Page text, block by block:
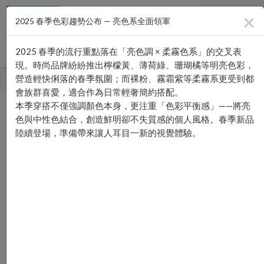
首頁 —› 會員註冊
會員註冊
2025 春季色彩趨勢公布 — 亮色系全面領軍 ×
2025 春季的流行重點落在「亮色調 × 柔霧色系」的交叉表
現。時尚品牌紛紛推出檸檬黃、薄荷綠、珊瑚橘等明亮色彩，
營造輕快俐落的春季氛圍；而裸粉、霧霜紫等柔霧系更受到都
會族群喜愛，適合作為日常輕奢簡約搭配。
本季穿搭不僅強調顏色本身，更注重「色彩平衡感」——將亮
色與中性色結合，創造鮮明卻不失質感的個人風格。春季新品
陸續登場，準備帶來讓人耳目一新的視覺體驗。